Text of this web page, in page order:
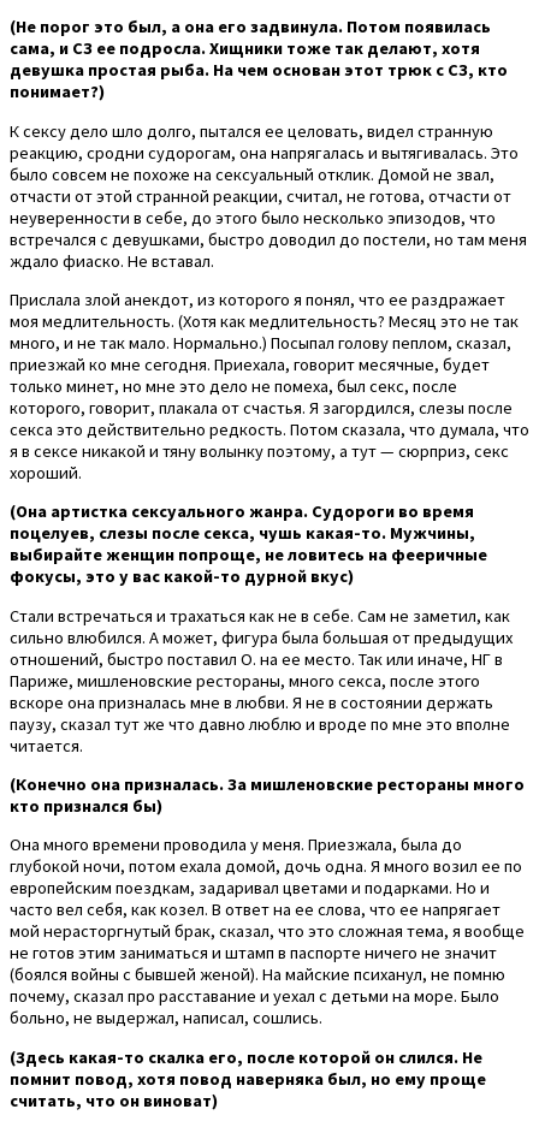
(Не порог это был, а она его задвинула. Потом появилась
сама, и СЗ ее подросла. Хищники тоже так делают, хотя
девушка простая рыба. На чем основан этот трюк с СЗ, кто
понимает?)
К сексу дело шло долго, пытался ее целовать, видел странную
реакцию, сродни судорогам, она напрягалась и вытягивалась. Это
было совсем не похоже на сексуальный отклик. Домой не звал,
отчасти от этой странной реакции, считал, не готова, отчасти от
неуверенности в себе, до этого было несколько эпизодов, что
встречался с девушками, быстро доводил до постели, но там меня
ждало фиаско. Не вставал.
Прислала злой анекдот, из которого я понял, что ее раздражает
моя медлительность. (Хотя как медлительность? Месяц это не так
много, и не так мало. Нормально.) Посыпал голову пеплом, сказал,
приезжай ко мне сегодня. Приехала, говорит месячные, будет
только минет, но мне это дело не помеха, был секс, после
которого, говорит, плакала от счастья. Я загордился, слезы после
секса это действительно редкость. Потом сказала, что думала, что
я в сексе никакой и тяну волынку поэтому, а тут — сюрприз, секс
хороший.
(Она артистка сексуального жанра. Судороги во время
поцелуев, слезы после секса, чушь какая-то. Мужчины,
выбирайте женщин попроще, не ловитесь на фееричные
фокусы, это у вас какой-то дурной вкус)
Стали встречаться и трахаться как не в себе. Сам не заметил, как
сильно влюбился. А может, фигура была большая от предыдущих
отношений, быстро поставил О. на ее место. Так или иначе, НГ в
Париже, мишленовские рестораны, много секса, после этого
вскоре она призналась мне в любви. Я не в состоянии держать
паузу, сказал тут же что давно люблю и вроде по мне это вполне
читается.
(Конечно она призналась. За мишленовские рестораны много
кто признался бы)
Она много времени проводила у меня. Приезжала, была до
глубокой ночи, потом ехала домой, дочь одна. Я много возил ее по
европейским поездкам, задаривал цветами и подарками. Но и
часто вел себя, как козел. В ответ на ее слова, что ее напрягает
мой нерасторгнутый брак, сказал, что это сложная тема, я вообще
не готов этим заниматься и штамп в паспорте ничего не значит
(боялся войны с бывшей женой). На майские психанул, не помню
почему, сказал про расставание и уехал с детьми на море. Было
больно, не выдержал, написал, сошлись.
(Здесь какая-то скалка его, после которой он слился. Не
помнит повод, хотя повод наверняка был, но ему проще
считать, что он виноват)